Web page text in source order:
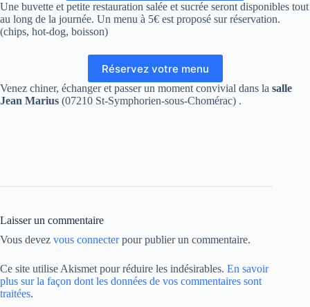
Une buvette et petite restauration salée et sucrée seront disponibles tout
au long de la journée. Un menu à 5€ est proposé sur réservation.
(chips, hot-dog, boisson)
Réservez votre menu
Venez chiner, échanger et passer un moment convivial dans la salle
Jean Marius (07210 St-Symphorien-sous-Chomérac) .
Laisser un commentaire
Vous devez vous connecterpour publier un commentaire.
Ce site utilise Akismet pour réduire les indésirables. En savoir
plus sur la façon dont les données de vos commentaires sont
traitées.